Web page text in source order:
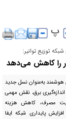
توزیع توانیر:
را کاهش می‌دهد
هوشمند به‌عنوان نسل جدید
برق، نقش مهمی
مصرف، کاهش هزینه
پایداری شبکه ایفا